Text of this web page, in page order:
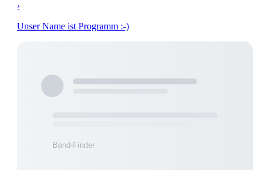
›
Unser Name ist Programm :-)